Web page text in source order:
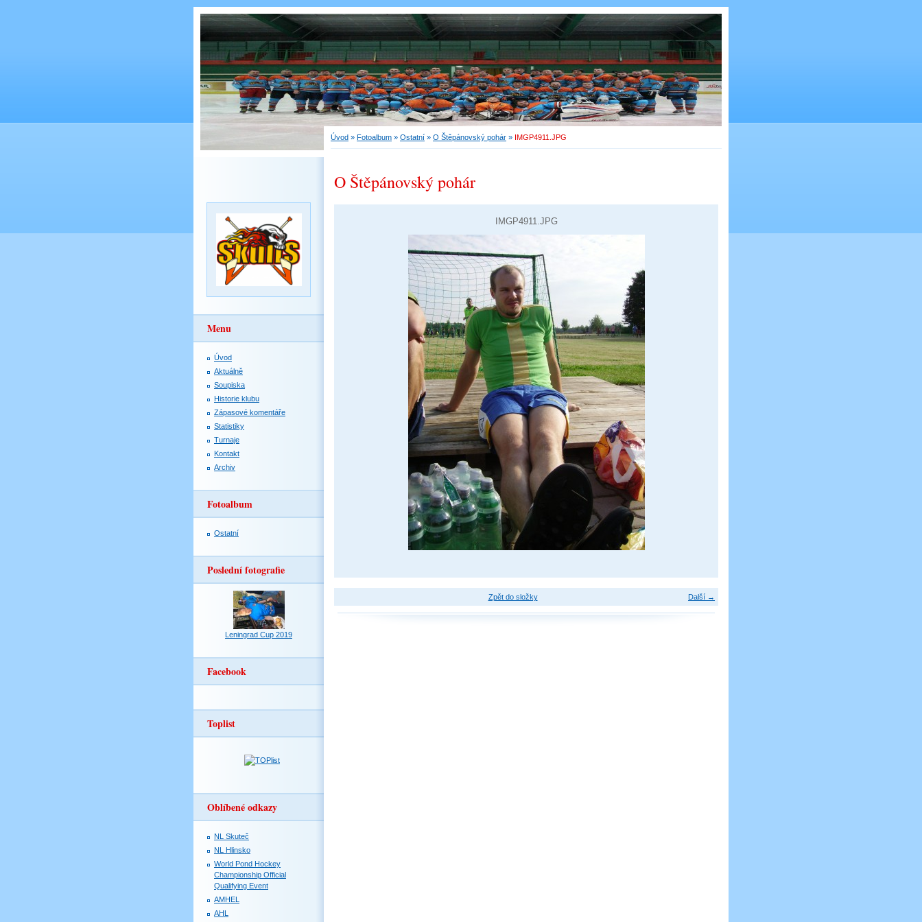
Úvod » Fotoalbum » Ostatní » O Štěpánovský pohár » IMGP4911.JPG
O Štěpánovský pohár
IMGP4911.JPG
Další →
Zpět do složky
Menu
Úvod
Aktuálně
Soupiska
Historie klubu
Zápasové komentáře
Statistiky
Turnaje
Kontakt
Archiv
Fotoalbum
Ostatní
Poslední fotografie
Leningrad Cup 2019
Facebook
Toplist
Oblíbené odkazy
NL Skuteč
NL Hlinsko
World Pond Hockey
Championship Official
Qualifying Event
AMHEL
AHL